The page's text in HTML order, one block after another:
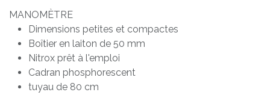
MANOMÈTRE
Dimensions petites et compactes
Boîtier en laiton de 50 mm
Nitrox prêt à l'emploi
Cadran phosphorescent
tuyau de 80 cm